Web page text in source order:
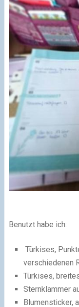
Benutzt habe ich:
Türkises,
verschiedenen
Türkises,
Sternklammer
Blumensticker,